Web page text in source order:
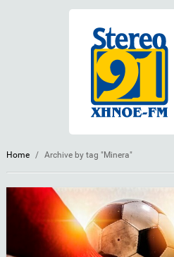
Home / Archive by tag "Minera"